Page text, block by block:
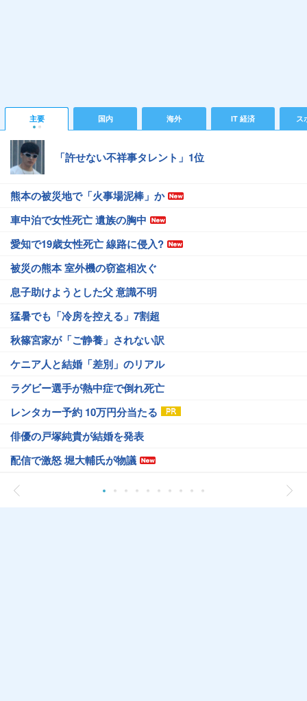
主要 国内 海外 IT 経済 ス
「許せない不祥事タレント」1位
熊本の被災地で「火事場泥棒」か
車中泊で女性死亡 遺族の胸中
愛知で19歳女性死亡 線路に侵入?
被災の熊本 室外機の窃盗相次ぐ
息子助けようとした父 意識不明
猛暑でも「冷房を控える」7割超
秋篠宮家が「ご静養」されない訳
ケニア人と結婚「差別」のリアル
ラグビー選手が熱中症で倒れ死亡
レンタカー予約 10万円分当たる
俳優の戸塚純貴が結婚を発表
配信で激怒 堀大輔氏が物議